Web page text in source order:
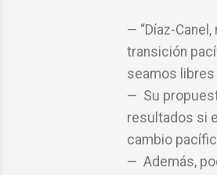
“Díaz-
transición
seamos
Su
resultados si
cambio
Además,